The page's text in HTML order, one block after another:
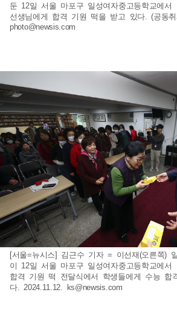
둔 12일 서울 마포구 일성여자중고등학교에서
선생님에게 합격 기원 떡을 받고 있다. (공동취
photo@newsis.com
[서울=뉴시스] 김근수 기자 = 이선재(오른쪽)
이 12일 서울 마포구 일성여자중고등학교에서
합격 기원 떡 전달식에서 학생들에게 수능 합
다. 2024.11.12.
ks@newsis.com